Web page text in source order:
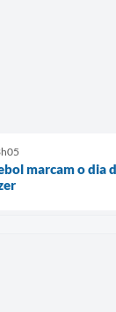
marcam o dia